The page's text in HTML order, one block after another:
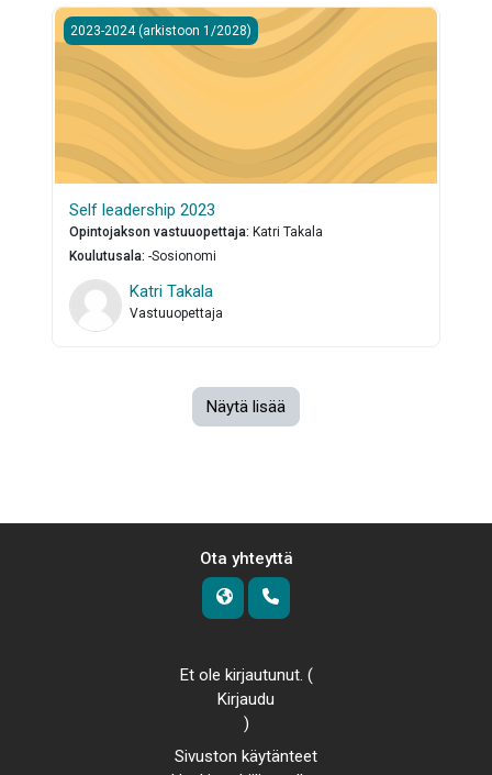
Self leadership 2023
2023-2024 (arkistoon 1/2028)
Self leadership 2023
Opintojakson vastuuopettaja:Katri Takala
Koulutusala:-Sosionomi
Katri Takala
Vastuuopettaja
Näytä lisää
Ota yhteyttä
Et ole kirjautunut. (
Kirjaudu
)
Sivuston käytänteet